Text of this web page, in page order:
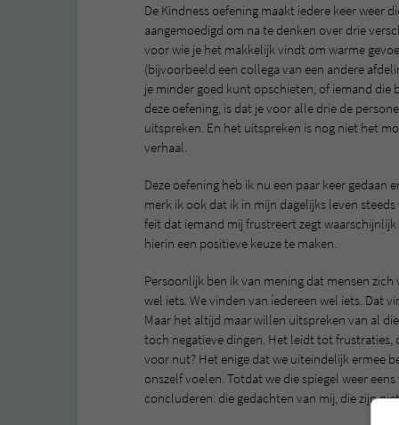
De Kindness oefening maakt iedere keer weer
aangemoedigd om na te denken over drie
voor wie je het makkelijk vindt om warme
(bijvoorbeeld een collega van een andere
je minder goed kunt opschieten, of iemand
deze oefening, is dat je voor alle drie de
uitspreken. En het uitspreken is nog niet het
verhaal.
Deze oefening heb ik nu een paar keer gedaan
merk ik ook dat ik in mijn dagelijks leven
feit dat iemand mij frustreert zegt
hierin een positieve keuze te maken.
Persoonlijk ben ik van mening dat mensen
wel iets. We vinden van íedereen wel iets. Dat
Maar het altijd maar willen uitspreken van al
toch negatieve dingen. Het leidt tot frustraties,
voor nut? Het enige dat we uiteindelijk ermee
onszelf voelen. Totdat we die spiegel weer
concluderen: die gedachten van mij, die zijn